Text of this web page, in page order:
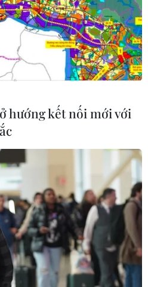
tỷ USD
gây ung
hô hấp lạ
và Hàn
đồng
hướng kết nối mới với